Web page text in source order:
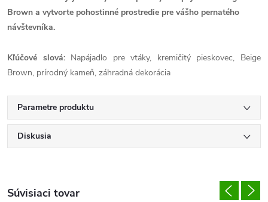
Brown a vytvorte pohostinné prostredie pre vášho pernatého
návštevníka.
Kľúčové slová:Napájadlo pre vtáky, kremičitý pieskovec, Beige
Brown, prírodný kameň, záhradná dekorácia
Parametre produktu
Diskusia
Súvisiaci tovar